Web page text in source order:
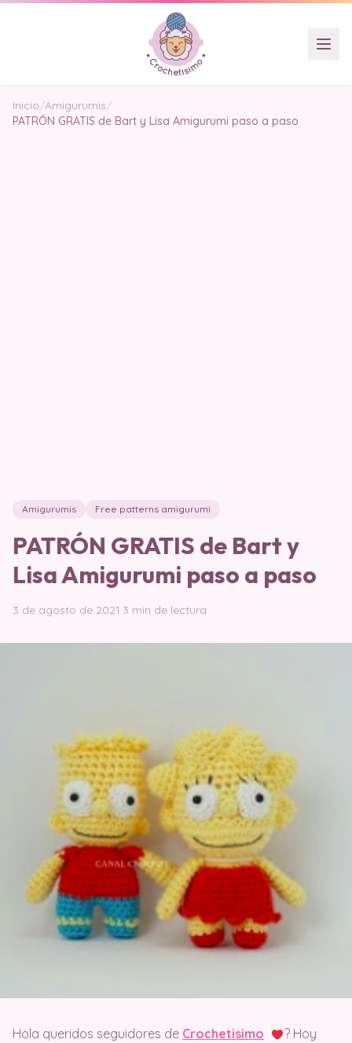
Inicio/Amigurumis/
PATRÓN GRATIS de Bart y Lisa Amigurumi paso a paso
Amigurumis Free patterns amigurumi
PATRÓN GRATIS de Bart y
Lisa Amigurumi paso a paso
3 de agosto de 2021·3 min de lectura
Hola queridos seguidores de Crochetisimo
? Hoy